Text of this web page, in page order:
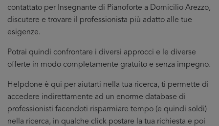
contattato per Insegnante di Pianoforte a Domicilio Arezzo,
discutere e trovare il professionista più adatto alle tue
esigenze.
Potrai quindi confrontare i diversi approcci e le diverse
offerte in modo completamente gratuito e senza impegno.
Helpdone è qui per aiutarti nella tua ricerca, ti permette di
accedere indirettamente ad un enorme database di
professionisti facendoti risparmiare tempo (e quindi soldi)
nella ricerca, in qualche click postare la tua richiesta e poi